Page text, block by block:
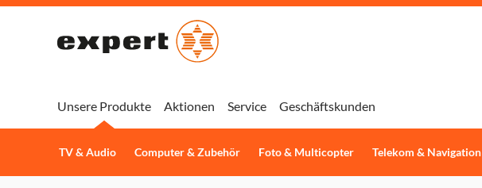
Unsere Produkte
TV & Audio Computer & Zubehör Foto & Multicopter Telekom & Navigation
Aktionen Service Geschäftskunden